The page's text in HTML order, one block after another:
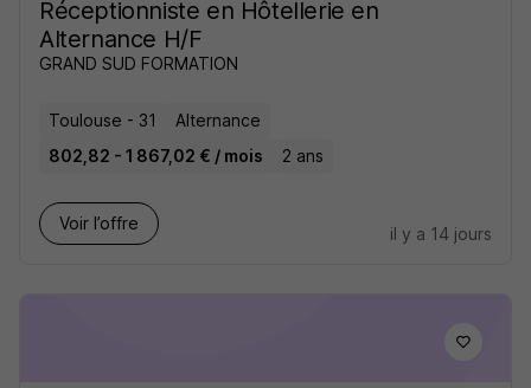
Réceptionniste en Hôtellerie en
Alternance H/F
GRAND SUD FORMATION
Toulouse - 31
Alternance
802,82 - 1 867,02 € / mois
2 ans
Voir l’offre
il y a 14 jours